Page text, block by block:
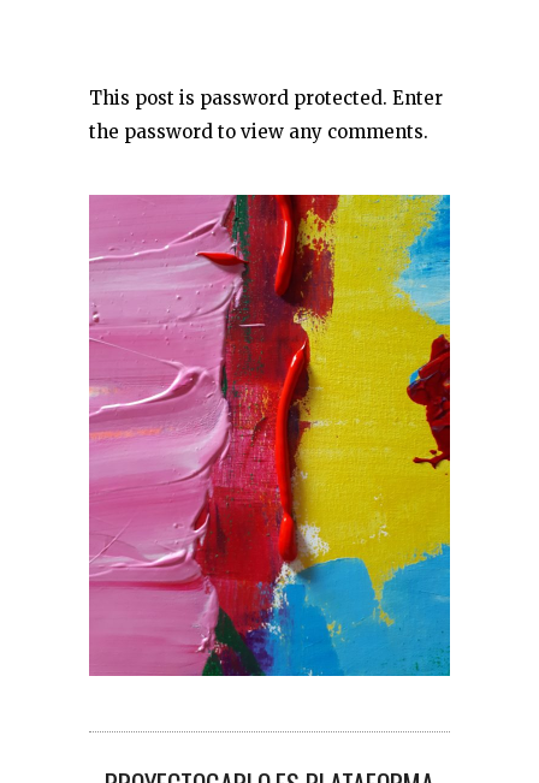
This post is password protected. Enter
the password to view any comments.